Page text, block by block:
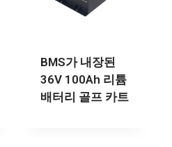
BMS가 내장된
36V 100Ah 리튬
배터리 골프 카트